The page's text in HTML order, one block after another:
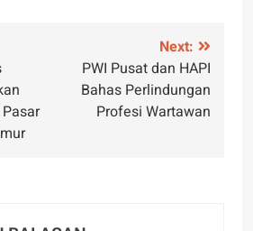
Next:
PWI Pusat dan HAPI
Bahas Perlindungan
Profesi Wartawan